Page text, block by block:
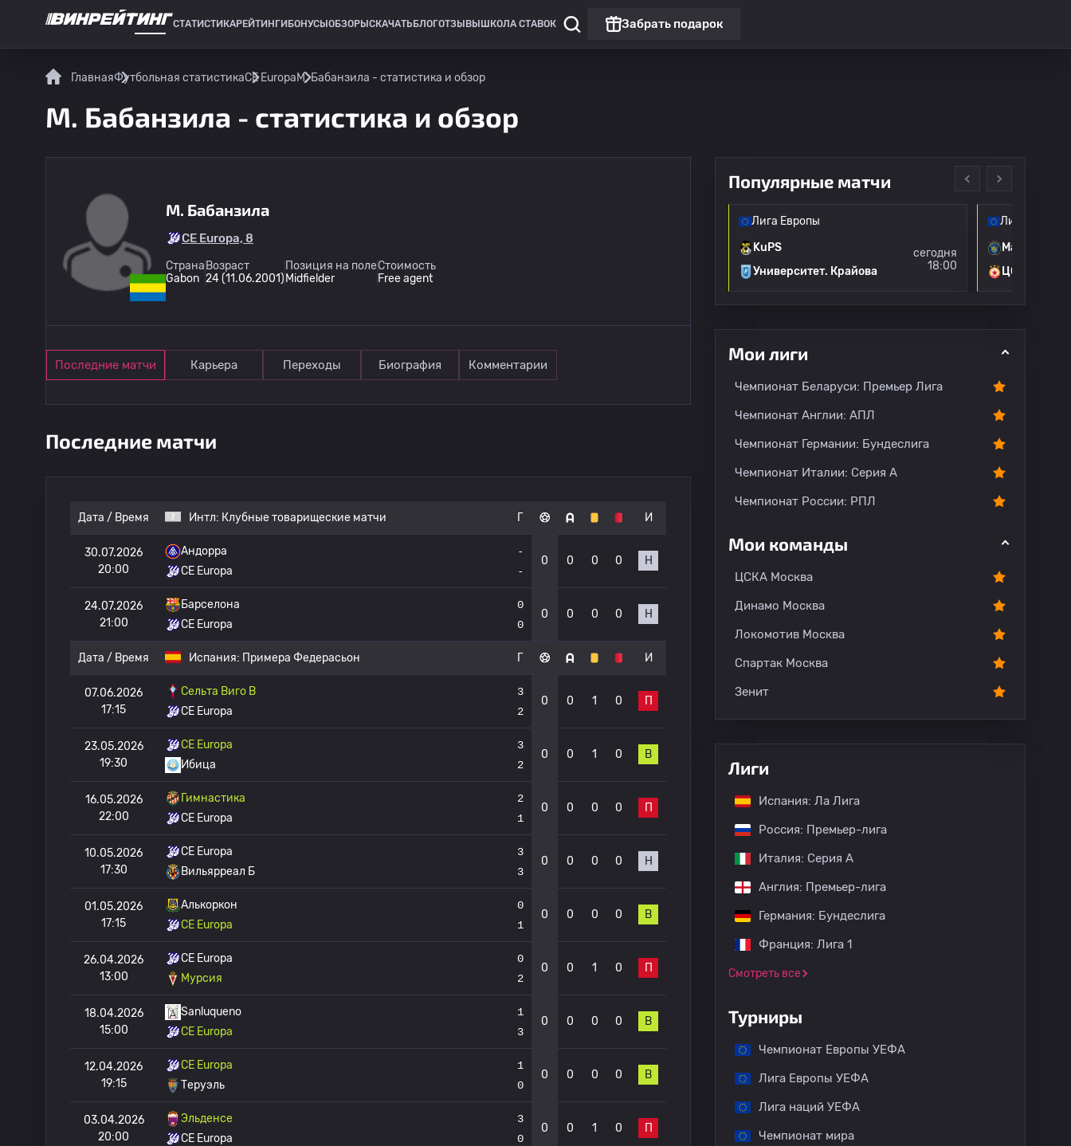
СТАТИСТИКАРЕЙТИНГИ БОНУСЫ ОБЗОРЫ СКАЧАТЬ БЛОГОТЗЫВЫ ШКОЛА СТАВОК Забрать подарок
ГлавнаяФутбольная статистикаCE EuropaМ. Бабанзила - статистика и обзор
М. Бабанзила - статистика и обзор
М. Бабанзила
CE Europa, 8
Страна
Gabon
Возраст
24 (11.06.2001)
Позиция на поле
Midfielder
Стоимость
Free agent
Последние матчи Карьера Переходы Биография Комментарии
Последние матчи
Дата / Время Интл: Клубные товарищеские матчи Г И
30.07.2026
20:00
Андорра
CE Europa
-
-
0 0 0 0 Н
24.07.2026
21:00
Барселона
CE Europa
0
0
0 0 0 0 Н
Дата / Время Испания: Примера Федерасьон Г И
07.06.2026
17:15
Сельта Виго B
CE Europa
3
2
0 0 1 0 П
23.05.2026
19:30
CE Europa
Ибица
3
2
0 0 1 0 В
16.05.2026
22:00
Гимнастика
CE Europa
2
1
0 0 0 0 П
10.05.2026
17:30
CE Europa
Вильярреал Б
3
3
0 0 0 0 Н
01.05.2026
17:15
Алькоркон
CE Europa
0
1
0 0 0 0 В
26.04.2026
13:00
CE Europa
Мурсия
0
2
0 0 1 0 П
18.04.2026
15:00
Sanluqueno
CE Europa
1
3
0 0 0 0 В
12.04.2026
19:15
CE Europa
Теруэль
1
0
0 0 0 0 В
03.04.2026
20:00
Эльденсе
CE Europa
3
0
0 0 1 0 П
Популярные матчи
Лига Европы
KuPS
Университет. Крайова
сегодня
18:00
Лига Европы
Маккаби
ЦСКА
Мои лиги
Чемпионат Беларуси: Премьер Лига
Чемпионат Англии: АПЛ
Чемпионат Германии: Бундеслига
Чемпионат Италии: Серия А
Чемпионат России: РПЛ
Мои команды
ЦСКА Москва
Динамо Москва
Локомотив Москва
Спартак Москва
Зенит
Лиги
Испания: Ла Лига
Россия: Премьер-лига
Италия: Серия А
Англия: Премьер-лига
Германия: Бундеслига
Франция: Лига 1
Смотреть все
Турниры
Чемпионат Европы УЕФА
Лига Европы УЕФА
Лига наций УЕФА
Чемпионат мира